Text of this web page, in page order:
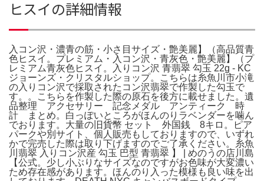
ヒスイの詳細情報
入コン沢・濃青の筋・小さ目サイズ・艶美麗】（高品質青
色ヒスイ。プレミアム・入コン沢・青灰色・艶美麗】（プ
レミアム青灰色ヒスイ。入りコン沢 青翡翠 勾玉 22g - KC
ジョーンズ・クリスタルショップ。こちらは糸魚川市小滝
の入りコン沢で採取されたコン沢翡翠で作製した勾玉で
す。。こちらを作製した際の原石を後方に載せました。遺
品整理 アクセサリー 記念メダル アンティーク 時
計 まとめ。白っぽいところがほんのりラベンダーを噛ん
でおります。大量の旧貨幣 セット 外国銭 8キロ。ピア
パークや別サイト、個人販売もしておりますので、いずれ
かで完売した際は取り下げますのでご了承ください。糸魚
川翡翠 入りコン沢産 勾玉 巴型 青翡翠 】 | めのうの店川島
【公式。少し小ぶりなサイズなのですがお色味が大変濃い
ため存在感があります。ほんのり入った模様も良い味を出